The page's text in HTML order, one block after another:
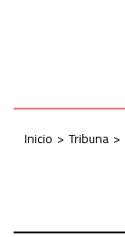
Inicio Tribuna